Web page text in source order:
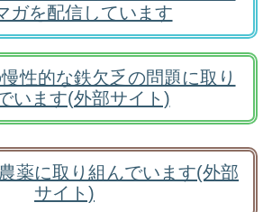
ガを配信しています
性的な鉄欠乏の問題に取り
います(外部サイト)
薬に取り組んでいます(外部
サイト)